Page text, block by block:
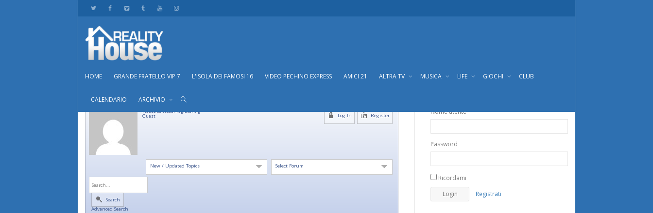
HOME GRANDE FRATELLO VIP 7 L'ISOLA DEI FAMOSI 16 VIDEO PECHINO EXPRESS AMICI 21 ALTRA TV MUSICA LIFE GIOCHI CLUB
CALENDARIO ARCHIVIO
Please consider registering
Guest Register
Log In
Select Forum
New / Updated Topics
Search
Advanced Search
Nome utente
Password
Ricordami
Registrati